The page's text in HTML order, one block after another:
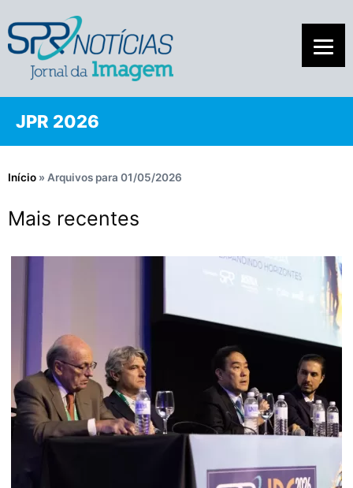
JPR 2026
Início » Arquivos para 01/05/2026
Mais recentes